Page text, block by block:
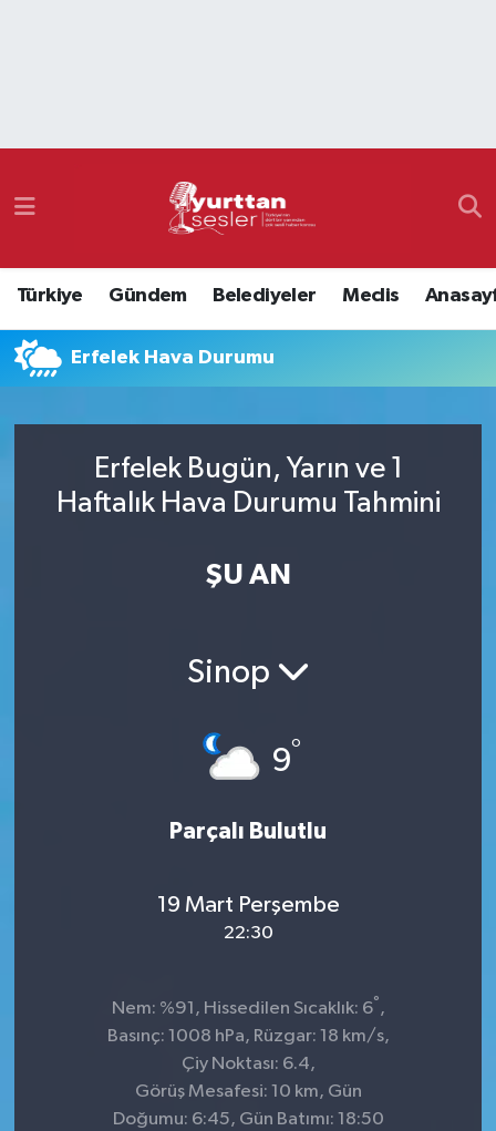
Türkiye Gündem Belediyeler Meclis
Erfelek Hava Durumu
Erfelek Bugün, Yarın ve 1
Haftalık Hava Durumu Tahmini
ŞU AN
Sinop
9°
Parçalı Bulutlu
19 Mart Perşembe
22:30
Nem: %91, Hissedilen Sıcaklık: 6° ,
Basınç: 1008 hPa, Rüzgar: 18 km/s,
Çiy Noktası: 6.4,
Görüş Mesafesi: 10 km, Gün
Doğumu: 6:45, Gün Batımı: 18:50
Namaz Vakitleri
Süper Lig Puan Durumu ve Fikstür
Tüm Manşetler
Son Dakika Haberleri
Haber Arşivi